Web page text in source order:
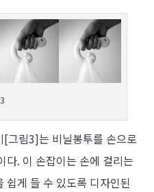
그림3]는 비닐봉투를 손으로
다. 이 손잡이는 손에 걸리는
쉽게 들 수 있도록 디자인된